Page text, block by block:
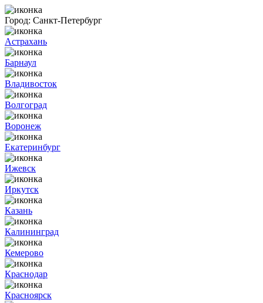
Город: Санкт-Петербург
Астрахань
Барнаул
Владивосток
Волгоград
Воронеж
Екатеринбург
Ижевск
Иркутск
Казань
Калининград
Кемерово
Краснодар
Красноярск